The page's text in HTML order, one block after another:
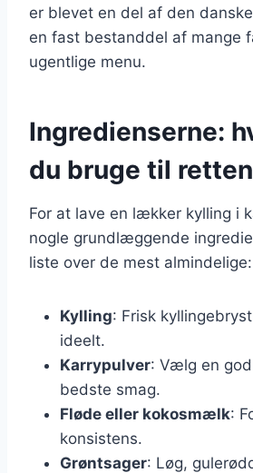
er blevet en del af den
en fast bestanddel af mange
ugentlige menu.
Ingredienserne:
du bruge til
For at lave en lækker kylling i
nogle grundlæggende
liste over de mest almindelige:
Kylling: Frisk
ideelt.
Karrypulver: Vælg en
bedste smag.
Fløde eller kokosmælk:
konsistens.
Grøntsager: Løg,